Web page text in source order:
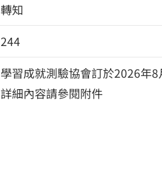
轉知
244
學習成就測驗協會訂於2026年8
詳細內容請參閱附件